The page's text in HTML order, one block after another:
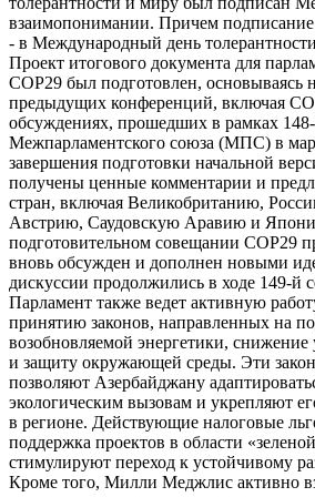
взаимопонимании. Причем подписание
- в Международный день
Проект итогового документа для
COP29 был подготовлен, основываясь
предыдущих конференций, включая
обсуждениях, прошедших в рамках
Межпарламентского союза (МПС) в
завершения подготовки начальной
получены ценные комментарии и
стран, включая Великобританию,
Австрию, Саудовскую Аравию и
подготовительном совещании COP29
вновь обсужден и дополнен новыми
дискуссии продолжились в ходе 149-й
Парламент также ведет активную
принятию законов, направленных на
возобновляемой энергетики,
и защиту окружающей среды. Эти
позволяют Азербайджану
экологическим вызовам и укрепляют
в регионе. Действующие налоговые
поддержка проектов в области
стимулируют переход к устойчивому
Кроме того, Милли Меджлис активно